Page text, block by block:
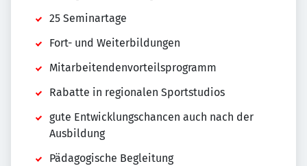
25 Seminartage
Fort- und Weiterbildungen
Mitarbeitendenvorteilsprogramm
Rabatte in regionalen Sportstudios
gute Entwicklungschancen auch nach der
Ausbildung
Pädagogische Begleitung